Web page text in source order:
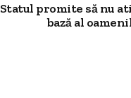
Statul promite să nu
bază al